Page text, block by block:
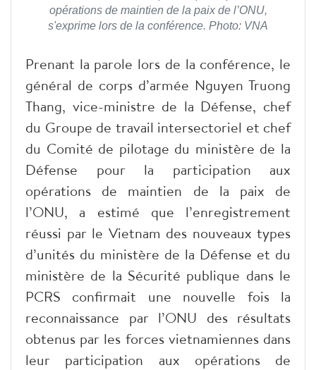
opérations de maintien de la paix de l’ONU,
s'exprime lors de la conférence. Photo: VNA
Prenant la parole lors de la conférence, le
général de corps d’armée Nguyen Truong
Thang, vice-ministre de la Défense, chef
du Groupe de travail intersectoriel et chef
du Comité de pilotage du ministère de la
Défense pour la participation aux
opérations de maintien de la paix de
l’ONU, a estimé que l’enregistrement
réussi par le Vietnam des nouveaux types
d’unités du ministère de la Défense et du
ministère de la Sécurité publique dans le
PCRS confirmait une nouvelle fois la
reconnaissance par l’ONU des résultats
obtenus par les forces vietnamiennes dans
leur participation aux opérations de